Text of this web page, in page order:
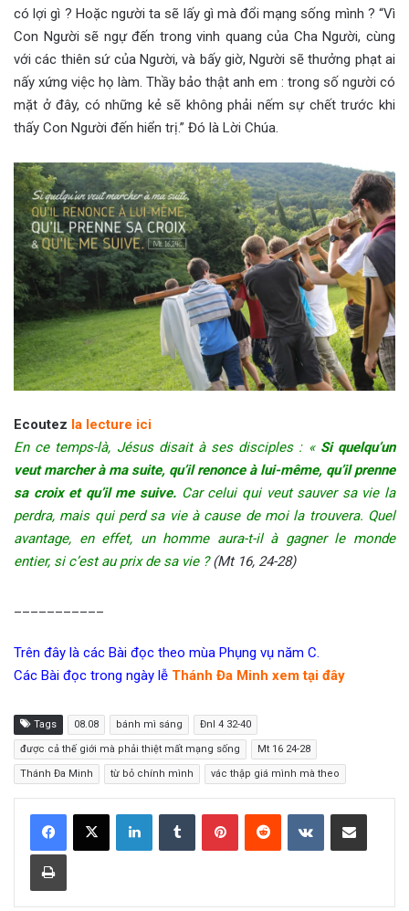
có lợi gì ? Hoặc người ta sẽ lấy gì mà đổi mạng sống mình ? “Vì
Con Người sẽ ngự đến trong vinh quang của Cha Người, cùng
với các thiên sứ của Người, và bấy giờ, Người sẽ thưởng phạt ai
nấy xứng việc họ làm. Thầy bảo thật anh em : trong số người có
mặt ở đây, có những kẻ sẽ không phải nếm sự chết trước khi
thấy Con Người đến hiển trị.” Đó là Lời Chúa.
Ecoutez la lecture ici
En ce temps-là, Jésus disait à ses disciples : « Si quelqu’un
veut marcher à ma suite, qu’il renonce à lui-même, qu’il prenne
sa croix et qu’il me suive. Car celui qui veut sauver sa vie la
perdra, mais qui perd sa vie à cause de moi la trouvera. Quel
avantage, en effet, un homme aura-t-il à gagner le monde
entier, si c’est au prix de sa vie ?(Mt 16, 24-28)
Trên đây là các Bài đọc theo mùa Phụng vụ năm C.
Các Bài đọc trong ngày lễ Thánh Đa Minh xem tại đây
Tags 08.08 bánh mì sáng Đnl 4 32-40
được cả thế giới mà phải thiệt mất mạng sống Mt 16 24-28
Thánh Đa Minh từ bỏ chính mình vác thập giá mình mà theo